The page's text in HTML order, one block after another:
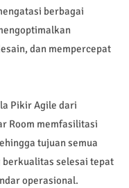
berbagai
dan mempercepat
Pikir Agile dari
Room memfasilitasi
tujuan semua
berkualitas selesai tepat
operasional.